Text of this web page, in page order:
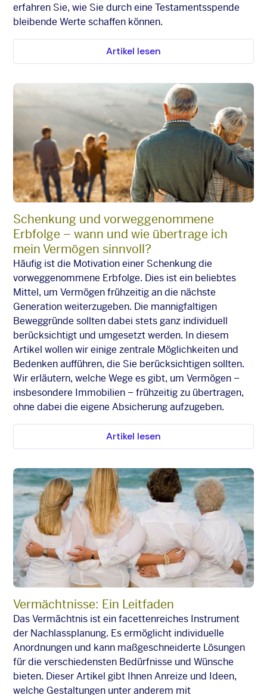
erfahren Sie, wie Sie durch eine Testamentsspende
bleibende Werte schaffen können.
Artikel lesen
Schenkung und vorweggenommene
Erbfolge – wann und wie übertrage ich
mein Vermögen sinnvoll?
Häufig ist die Motivation einer Schenkung die
vorweggenommene Erbfolge. Dies ist ein beliebtes
Mittel, um Vermögen frühzeitig an die nächste
Generation weiterzugeben. Die mannigfaltigen
Beweggründe sollten dabei stets ganz individuell
berücksichtigt und umgesetzt werden. In diesem
Artikel wollen wir einige zentrale Möglichkeiten und
Bedenken aufführen, die Sie berücksichtigen sollten.
Wir erläutern, welche Wege es gibt, um Vermögen –
insbesondere Immobilien – frühzeitig zu übertragen,
ohne dabei die eigene Absicherung aufzugeben.
Artikel lesen
Vermächtnisse: Ein Leitfaden
Das Vermächtnis ist ein facettenreiches Instrument
der Nachlassplanung. Es ermöglicht individuelle
Anordnungen und kann maßgeschneiderte Lösungen
für die verschiedensten Bedürfnisse und Wünsche
bieten. Dieser Artikel gibt Ihnen Anreize und Ideen,
welche Gestaltungen unter anderem mit